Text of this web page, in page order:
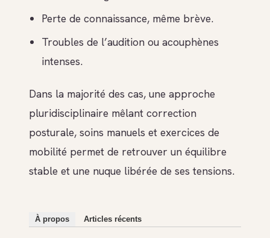
Perte de connaissance, même brève.
Troubles de l’audition ou acouphènes
intenses.
Dans la majorité des cas, une approche
pluridisciplinaire mêlant correction
posturale, soins manuels et exercices de
mobilité permet de retrouver un équilibre
stable et une nuque libérée de ses tensions.
À propos Articles récents